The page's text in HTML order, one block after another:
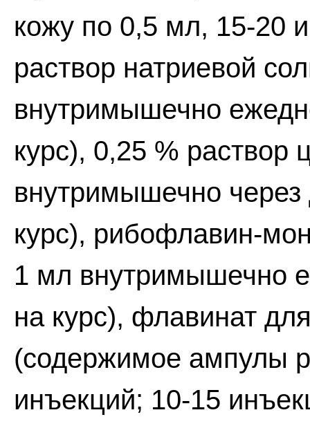
кожу по 0,5 мл, 15-20
раствор натриевой
внутримышечно
курс), 0,25 %
внутримышечно
курс), рибофлавин-
1 мл внутримышечно
на курс), флавинат
(содержимое ампулы
инъекций; 10-15